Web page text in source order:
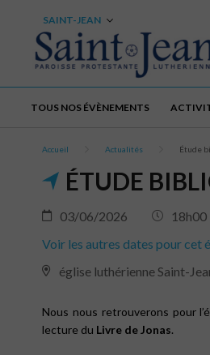
SAINT-JEAN
TOUS NOS ÉVÈNEMENTS
Accueil Actualités Étude
ÉTUDE
03/06/2026
18h00
Voir les autres dates pour cet
église luthérienne Saint-
Nous nous retrouverons pour
lecture du Livre de Jonas.